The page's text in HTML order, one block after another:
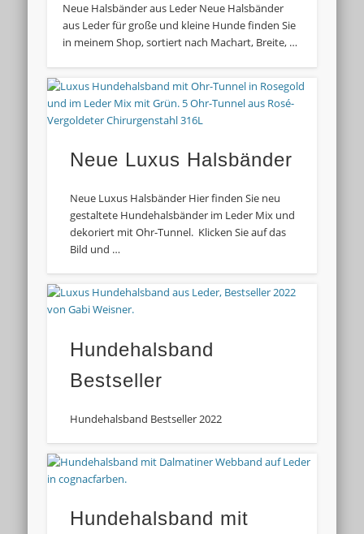
Neue Halsbänder aus Leder Neue Halsbänder
aus Leder für große und kleine Hunde finden Sie
in meinem Shop, sortiert nach Machart, Breite, …
Neue Luxus Halsbänder
Neue Luxus Halsbänder Hier finden Sie neu
gestaltete Hundehalsbänder im Leder Mix und
dekoriert mit Ohr-Tunnel. Klicken Sie auf das
Bild und …
Hundehalsband
Bestseller
Hundehalsband Bestseller 2022
Hundehalsband mit